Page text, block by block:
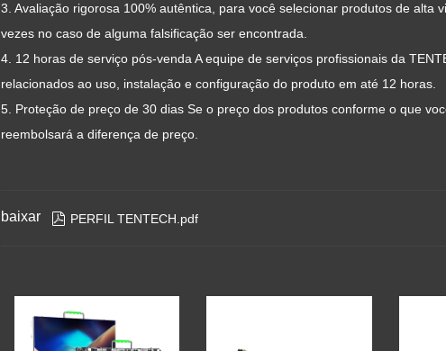
3. Avaliação rigorosa 100% autêntica, para você selecionar produtos de alta
vezes no caso de alguma falsificação ser encontrada.
4. 12 horas de serviço pós-venda A equipe de serviços profissionais da
relacionados ao uso, instalação e configuração do produto em até 12 horas.
5. Proteção de preço de 30 dias Se o preço dos produtos conforme o que
reembolsará a diferença de preço.
baixar  PERFIL TENTECH.pdf